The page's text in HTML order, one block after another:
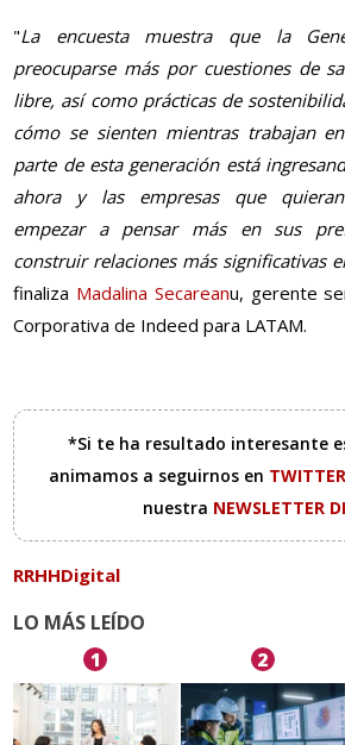
"La encuesta muestra que la
preocuparse más por cuestiones de
libre, así como prácticas de
cómo se sienten mientras trabajan
parte de esta generación está
ahora y las empresas que
empezar a pensar más en sus
construir relaciones más significativas
finaliza Madalina Secareanu, gerente
Corporativa de Indeed para LATAM.
*Si te ha resultado interesante
animamos a seguirnos en
nuestra NEWSLETTER
RRHHDigital
LO MÁS LEÍDO
1 2